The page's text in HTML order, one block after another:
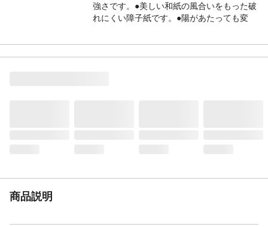
強さです。●美しい和紙の風合いをもった破
れにくい障子紙です。●陽があたっても変
用途
障子紙の貼り替え
製法
商品説明